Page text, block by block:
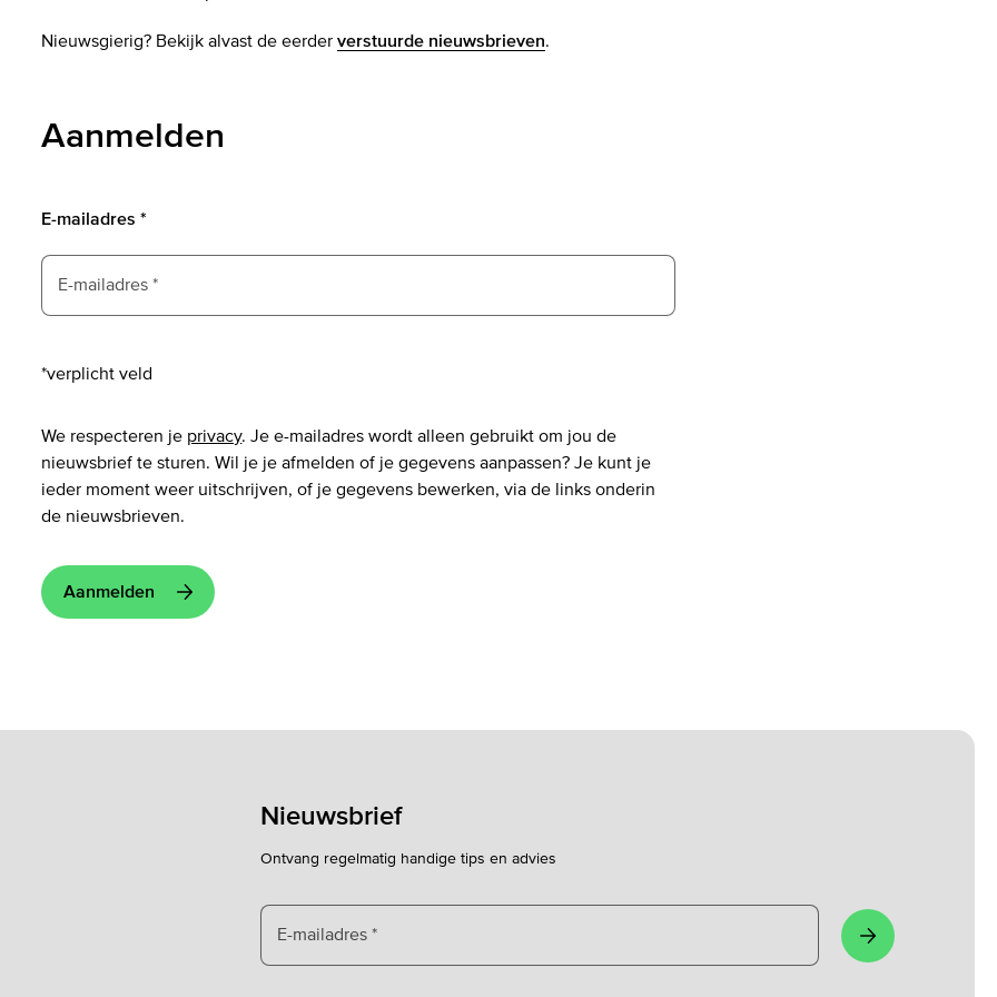
Nieuwsgierig? Bekijk alvast de eerderverstuurde nieuwsbrieven.
Aanmelden
E-mailadres*
E-mailadres*
*verplicht veld
We respecteren je privacy. Je e-mailadres wordt alleen gebruikt om jou de
nieuwsbrief te sturen. Wil je je afmelden of je gegevens aanpassen? Je kunt je
ieder moment weer uitschrijven, of je gegevens bewerken, via de links onderin
de nieuwsbrieven.
Akkoord
en
Aanmelden
Nieuwsbrief
Ontvang regelmatig handige tips en advies
E-mailadres *
Aanmelden